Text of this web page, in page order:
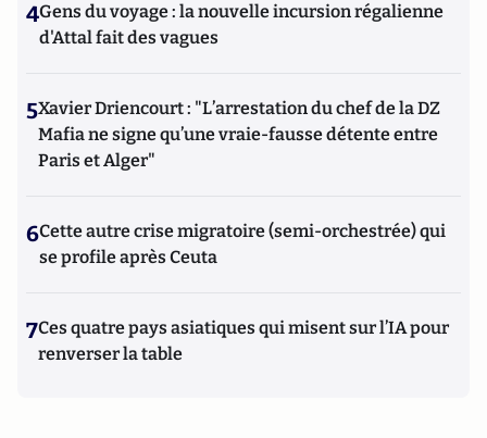
4Gens du voyage : la nouvelle incursion régalienne
d'Attal fait des vagues
5Xavier Driencourt : "L’arrestation du chef de la DZ
Mafia ne signe qu’une vraie-fausse détente entre
Paris et Alger"
6Cette autre crise migratoire (semi-orchestrée) qui
se profile après Ceuta
7Ces quatre pays asiatiques qui misent sur l’IA pour
renverser la table